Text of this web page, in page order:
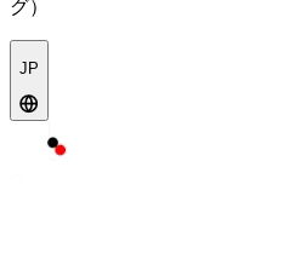
グ）
JP